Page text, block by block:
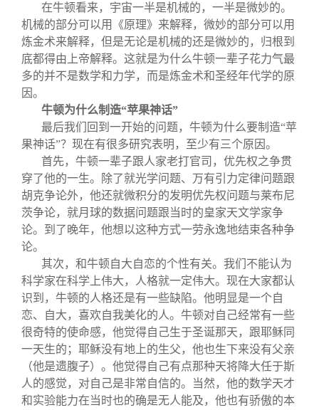
在牛顿看来，宇宙一半是机械的，一半是微妙的。
机械的部分可以用《原理》来解释，微妙的部分可以用
炼金术来解释，但是无论是机械的还是微妙的，归根到
底都得由上帝解释。这就是为什么牛顿一辈子花力气最
多的并不是数学和力学，而是炼金术和圣经年代学的原
因。
牛顿为什么制造“苹果神话”
最后我们回到一开始的问题，牛顿为什么要制造“苹
果神话”？现在有很多研究表明，至少有三个原因。
首先，牛顿一辈子跟人家老打官司，优先权之争贯
穿了他的一生。除了就光学问题、万有引力定律问题跟
胡克争论外，他还就微积分的发明优先权问题与莱布尼
茨争论，就月球的数据问题跟当时的皇家天文学家争
论。到了晚年，他想以这种方式一劳永逸地结束各种争
论。
其次，和牛顿自大自恋的个性有关。我们不能认为
科学家在科学上伟大，人格就一定伟大。现在大家都认
识到，牛顿的人格还是有一些缺陷。他明显是一个自
恋、自大，喜欢自我美化的人。牛顿对自己经常有一些
很奇特的使命感，他觉得自己生于圣诞那天，跟耶稣同
一天生的；耶稣没有地上的生父，他也生下来没有父亲
（他是遗腹子）。他觉得自己有点那种天将降大任于斯
人的感觉，对自己是非常自信的。当然，他的数学天才
和实验能力在当时也的确是无人能及，他也有骄傲的本